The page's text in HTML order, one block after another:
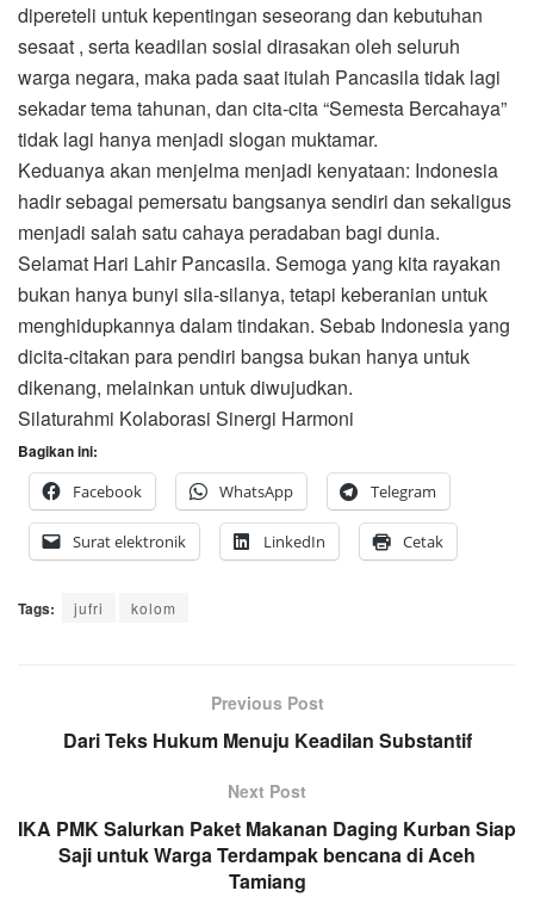
dipereteli untuk kepentingan seseorang dan kebutuhan
sesaat , serta keadilan sosial dirasakan oleh seluruh
warga negara, maka pada saat itulah Pancasila tidak lagi
sekadar tema tahunan, dan cita-cita “Semesta Bercahaya”
tidak lagi hanya menjadi slogan muktamar.
Keduanya akan menjelma menjadi kenyataan: Indonesia
hadir sebagai pemersatu bangsanya sendiri dan sekaligus
menjadi salah satu cahaya peradaban bagi dunia.
Selamat Hari Lahir Pancasila. Semoga yang kita rayakan
bukan hanya bunyi sila-silanya, tetapi keberanian untuk
menghidupkannya dalam tindakan. Sebab Indonesia yang
dicita-citakan para pendiri bangsa bukan hanya untuk
dikenang, melainkan untuk diwujudkan.
Silaturahmi Kolaborasi Sinergi Harmoni
Bagikan ini:
Facebook
WhatsApp Telegram
Surat elektronik LinkedIn Cetak
Tags: jufri kolom
Previous Post
Dari Teks Hukum Menuju Keadilan Substantif
Next Post
IKA PMK Salurkan Paket Makanan Daging Kurban Siap
Saji untuk Warga Terdampak bencana di Aceh
Tamiang